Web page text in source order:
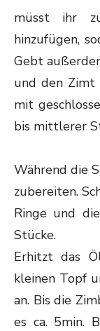
müsst ihr
hinzufügen,
Gebt
und den Zimt
mit
bis mittlerer
Während die
zubereiten.
Ringe und
Stücke.
Erhitzt das
kleinen Topf
an. Bis die
es ca. 5min.